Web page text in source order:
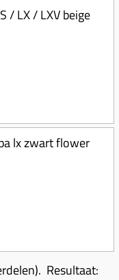
/ LX / LXV beige
lx zwart flower
Resultaat: